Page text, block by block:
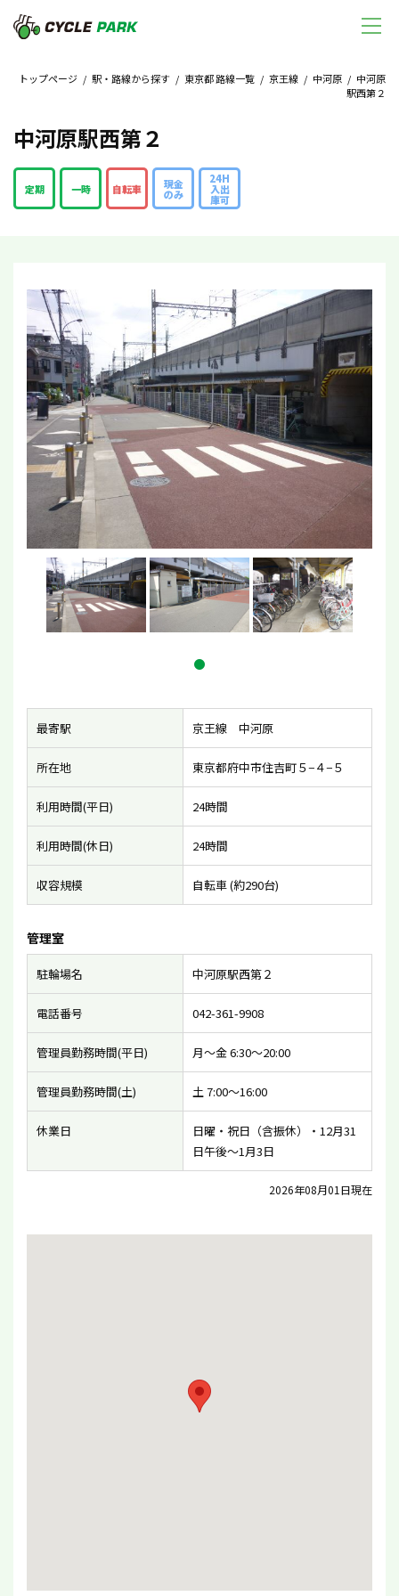
トップページ / 駅・路線から探す / 東京都 路線一覧 / 京王線 / 中河原 / 中河原
駅西第２
中河原駅西第２
定期 一時 自転車 現金
のみ
24H
入出
庫可
最寄駅 京王線 中河原
所在地 東京都府中市住吉町５−４−５
利用時間(平日) 24時間
利用時間(休日) 24時間
収容規模 自転車 (約290台)
管理室
駐輪場名 中河原駅西第２
電話番号 042-361-9908
管理員勤務時間(平日) 月〜金 6:30〜20:00
管理員勤務時間(土) 土 7:00〜16:00
休業日
日曜・祝日（含振休）・12月31
日午後〜1月3日
2026年08月01日現在